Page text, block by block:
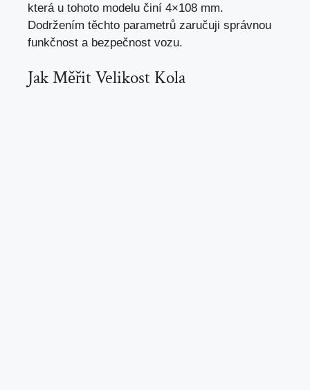
která u tohoto modelu činí 4×108 mm.
Dodržením těchto parametrů zaručuji správnou
funkčnost a bezpečnost vozu.
Jak Měřit Velikost Kola